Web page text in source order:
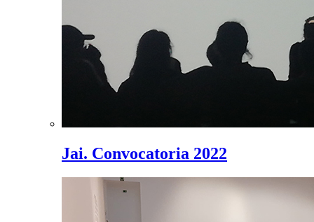
Jai. Convocatoria 2022